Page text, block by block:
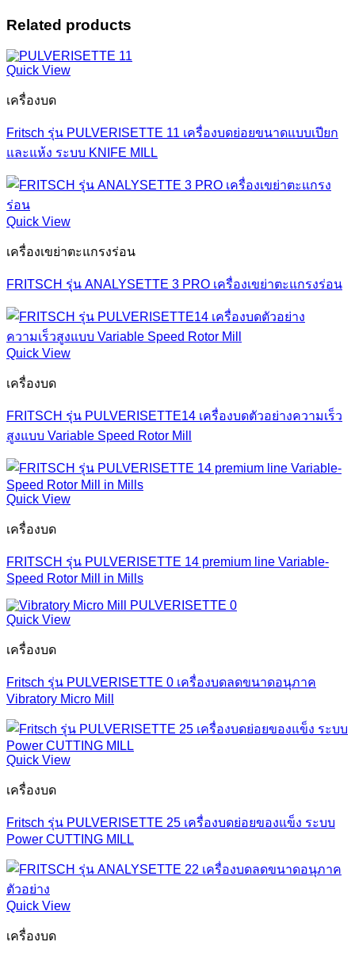
Related products
Quick View
เครื่องบด
Fritsch รุ่น PULVERISETTE 11 เครื่องบดย่อยขนาดแบบเปียก
และแห้ง ระบบ KNIFE MILL
Quick View
เครื่องเขย่าตะแกรงร่อน
FRITSCH รุ่น ANALYSETTE 3 PRO เครื่องเขย่าตะแกรงร่อน
Quick View
เครื่องบด
FRITSCH รุ่น PULVERISETTE14 เครื่องบดตัวอย่างความเร็ว
สูงแบบ Variable Speed Rotor Mill
Quick View
เครื่องบด
FRITSCH รุ่น PULVERISETTE 14 premium line Variable-
Speed Rotor Mill in Mills
Quick View
เครื่องบด
Fritsch รุ่น PULVERISETTE 0 เครื่องบดลดขนาดอนุภาค
Vibratory Micro Mill
Quick View
เครื่องบด
Fritsch รุ่น PULVERISETTE 25 เครื่องบดย่อยของแข็ง ระบบ
Power CUTTING MILL
Quick View
เครื่องบด